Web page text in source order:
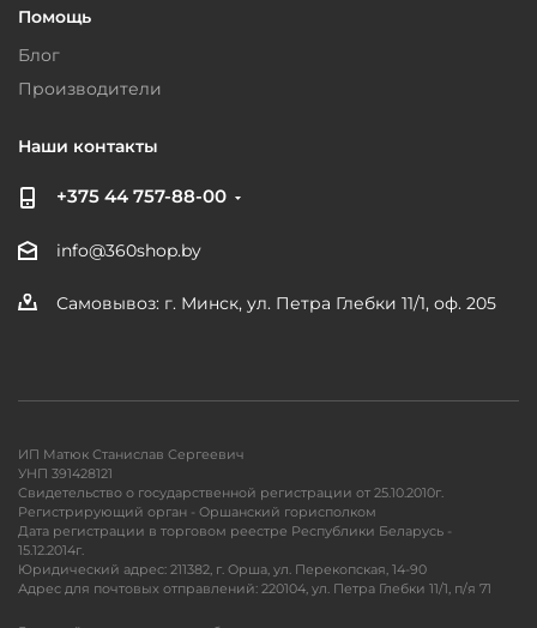
Помощь
Блог
Производители
Наши контакты
+375 44 757-88-00
info@360shop.by
Самовывоз: г. Минск, ул. Петра Глебки 11/1, оф. 205
ИП Матюк Станислав Сергеевич
УНП 391428121
Свидетельство о государственной регистрации от 25.10.2010г.
Регистрирующий орган - Оршанский горисполком
Дата регистрации в торговом реестре Республики Беларусь -
15.12.2014г.
Юридический адрес: 211382, г. Орша, ул. Перекопская, 14-90
Адрес для почтовых отправлений: 220104, ул. Петра Глебки 11/1, п/я 71